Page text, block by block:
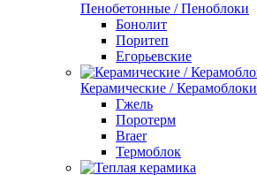
Пенобетонные / Пеноблоки
Бонолит
Поритеп
Егорьевские
Керамические / Керамоблоки
Гжель
Поротерм
Braer
Термоблок